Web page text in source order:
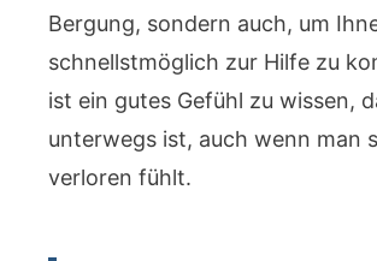
Bergung, sondern auch, um
schnellstmöglich zur Hilfe zu
ist ein gutes Gefühl zu wissen,
unterwegs ist, auch wenn man
verloren fühlt.